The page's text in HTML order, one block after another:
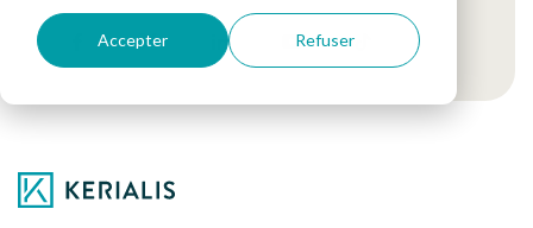
Accepter Refuser